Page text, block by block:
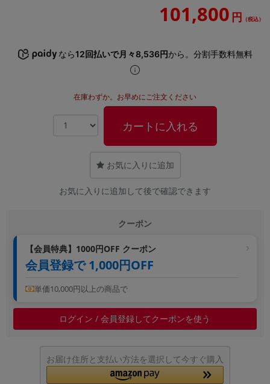
101,800 円 （税込）
なら12回払いで月々8,536円から。分割手数料無料
在庫わずか。お早めにご注文ください
カートに入れる
お気に入りに追加
お気に入りに追加して後で確認できます
クーポン
【会員特典】1000円OFF クーポン
会員登録で 1,000円OFF
単価10,000円以上の商品で
ログイン / 会員登録してクーポンを使う
お届け住所と支払い方法を選択して今すぐ購入
商品状態の絞り込み
「新品」「未使用」「中古」など
容量
~